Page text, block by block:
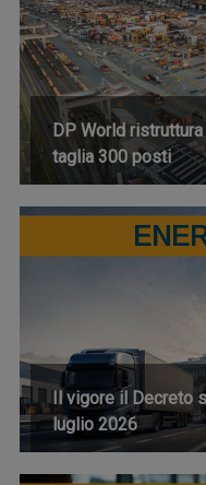
DP World
taglia 300 posti
Il vigore il Decreto
luglio 2026